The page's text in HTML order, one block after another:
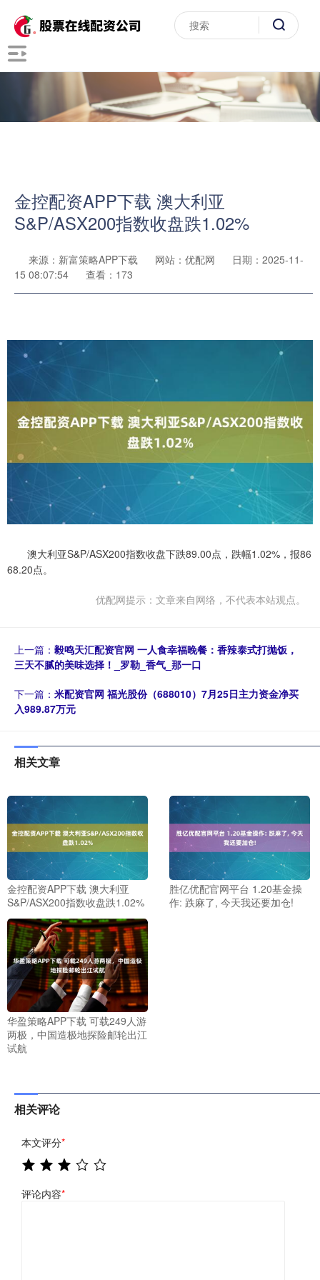
金控配资APP下载 澳大利亚
S&P/ASX200指数收盘跌1.02%
来源：新富策略APP下载 网站：优配网
日期：2025-11-
15 08:07:54
查看：173
澳大利亚S&P/ASX200指数收盘下跌89.00点，跌幅1.02%，报86
68.20点。
优配网提示：文章来自网络，不代表本站观点。
上一篇： 毅鸣天汇配资官网 一人食幸福晚餐：香辣泰式打抛饭，
三天不腻的美味选择！_罗勒_香气_那一口
下一篇： 米配资官网 福光股份（688010）7月25日主力资金净买
入989.87万元
相关文章
金控配资APP下载 澳大利亚
S&P/ASX200指数收盘跌1.02%
胜亿优配官网平台 1.20基金操
作: 跌麻了, 今天我还要加仓!
华盈策略APP下载 可载249人游
两极，中国造极地探险邮轮出江
试航
相关评论
本文评分*
评论内容*